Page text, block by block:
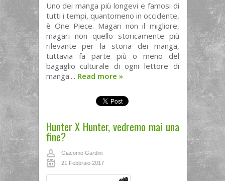
Uno dei manga più longevi e famosi di
tutti i tempi, quantomeno in occidente,
è One Piece. Magari non il migliore,
magari non quello storicamente più
rilevante per la storia dei manga,
tuttavia fa parte più o meno del
bagaglio culturale di ogni lettore di
manga.... Read more »
Hunter X Hunter, vedremo mai una
fine?
Giacomo Gardini
21 Febbraio 2017